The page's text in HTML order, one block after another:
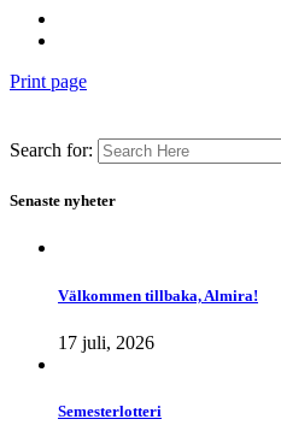
Print page
Search for:
Senaste nyheter
Välkommen tillbaka, Almira!
17 juli, 2026
Semesterlotteri